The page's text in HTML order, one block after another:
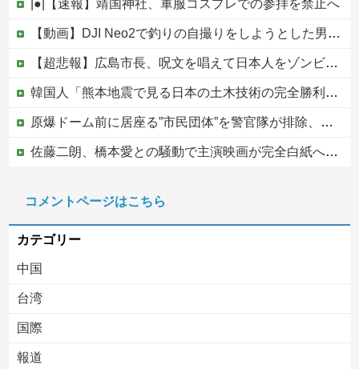
|●|【速報】靖国神社、軍服コスプレでの参拝を禁止へ
【動画】DJI Neo2で釣りの自撮りをしようとした男の悲劇（ノ∇`）
【超悲報】広島市長、呪文を唱えて日本人をゾンビ化させていると非難されてしまう
韓国人「熊本地震で見る日本の土木技術の完全勝利をご覧ください」→「これはすごいわ」「こういうのを見ると日本人は何か適当に作る感じがしない・・・」...
原爆ドーム前に居座る”市民団体”を警官隊が排除、その瞬間に周囲で見守っていた観客たちが……
佐藤二朗、橋本愛との騒動で主演映画が完全白紙へｗｗｗｗｗ
中国の海水浴場の映像があまりにも・・・
コメントページはこちら
カテゴリー
中国
台湾
国際
報道